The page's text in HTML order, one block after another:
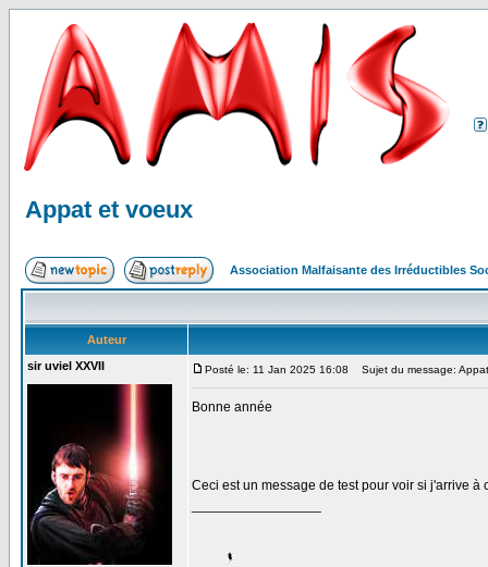
Appat et voeux
Association Malfaisante des Irréductibles
Auteur
sir uviel XXVII
Posté le: 11 Jan 2025 16:08 Sujet du message:
Bonne année
Ceci est un message de test pour voir si j'arrive